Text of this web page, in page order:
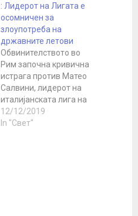
: Лидерот на Лигата е
осомничен за
злоупотреба на
државните летови
Обвинителството во
Рим започна кривична
истрага против Матео
Салвини, лидерот на
италијанската лига на
десницата, под
сомнение за
12/12/2019
In "Свет"